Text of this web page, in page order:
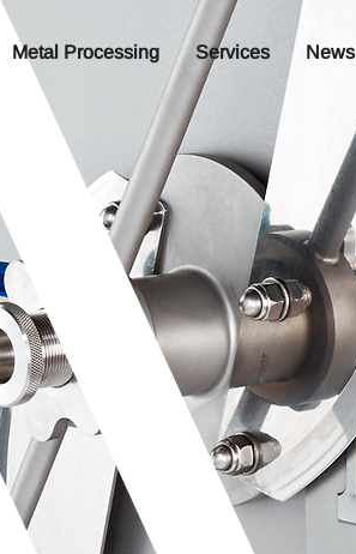
Metal Processing Services News